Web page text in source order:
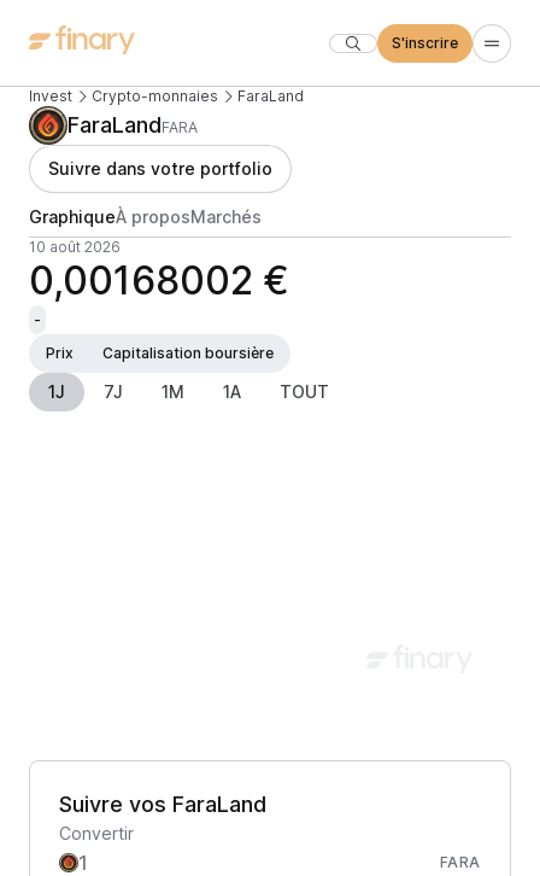
S'inscrire
Invest Crypto-monnaies FaraLand
FaraLandFARA
Suivre dans votre portfolio
GraphiqueÀ proposMarchés
10 août 2026
0,00168002 €
-
Prix
Capitalisation boursière
1J 7J 1M 1A TOUT
Suivre vos FaraLand
Convertir
FARA